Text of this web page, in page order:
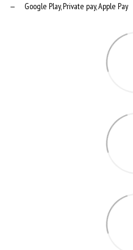
Google Play, Private pay, Apple Pay